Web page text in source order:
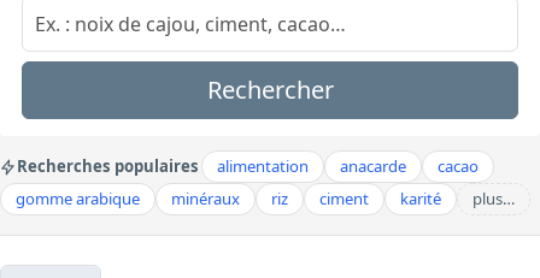
Rechercher
Recherches populaires alimentation anacarde
cacao
gomme arabique
minéraux riz ciment karité plus…